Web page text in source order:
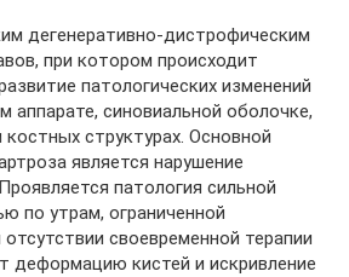
дегенеративно-дистрофическим
при котором происходит
патологических изменений
аппарате, синовиальной оболочке,
структурах. Основной
является нарушение
патология сильной
по утрам, ограниченной
своевременной терапии
деформацию кистей и искривление